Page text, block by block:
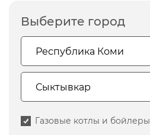
Выберите город
Газовые котлы и бойлеры